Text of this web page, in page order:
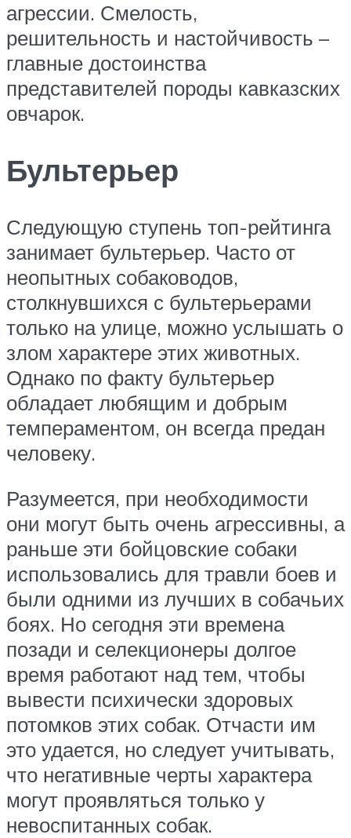
агрессии. Смелость,
решительность и настойчивость –
главные достоинства
представителей породы кавказских
овчарок.
Бультерьер
Следующую ступень топ-рейтинга
занимает бультерьер. Часто от
неопытных собаководов,
столкнувшихся с бультерьерами
только на улице, можно услышать о
злом характере этих животных.
Однако по факту бультерьер
обладает любящим и добрым
темпераментом, он всегда предан
человеку.
Разумеется, при необходимости
они могут быть очень агрессивны, а
раньше эти бойцовские собаки
использовались для травли боев и
были одними из лучших в собачьих
боях. Но сегодня эти времена
позади и селекционеры долгое
время работают над тем, чтобы
вывести психически здоровых
потомков этих собак. Отчасти им
это удается, но следует учитывать,
что негативные черты характера
могут проявляться только у
невоспитанных собак.